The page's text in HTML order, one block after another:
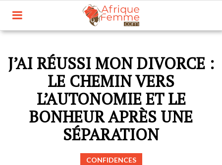
J’AI RÉUSSI MON DIVORCE :
LE CHEMIN VERS
L’AUTONOMIE ET LE
BONHEUR APRÈS UNE
SÉPARATION
CONFIDENCES